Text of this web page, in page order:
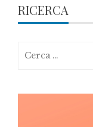
RICERCA